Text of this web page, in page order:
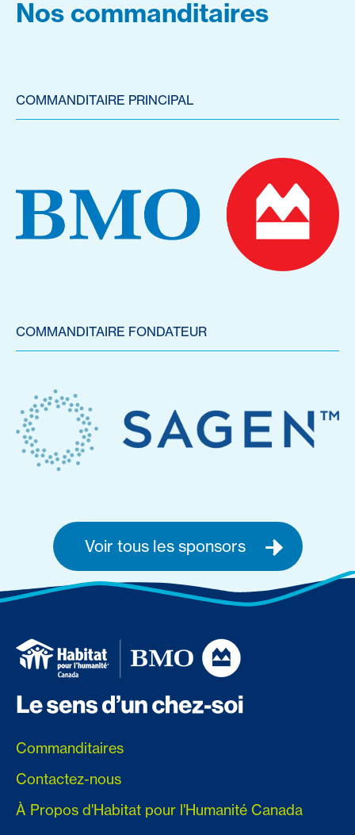
Nos commanditaires
COMMANDITAIRE PRINCIPAL
COMMANDITAIRE FONDATEUR
Voir tous les sponsors
Commanditaires
Contactez-nous
À Propos d'Habitat pour l'Humanité Canada